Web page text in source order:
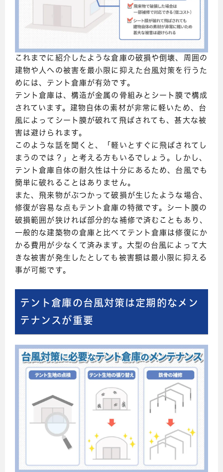
これまでに紹介したような倉庫の破損や倒壊、周囲の
建物や人への被害を最小限に抑えた台風対策を行うた
めには、テント倉庫が有効です。
テント倉庫は、構造が金属の骨組みとシート膜で構成
されています。建物自体の素材が非常に軽いため、台
風によってシート膜が破れて飛ばされても、甚大な被
害は避けられます。
このような話を聞くと、「軽いとすぐに飛ばされてし
まうのでは？」と考える方もいるでしょう。しかし、
テント倉庫自体の耐久性は十分にあるため、台風でも
簡単に破れることはありません。
また、飛来物がぶつかって破損が生じたような場合、
修復が容易な点もテント倉庫の特徴です。シート膜の
破損範囲が狭ければ部分的な補修で済むこともあり、
一般的な建築物の倉庫と比べてテント倉庫は修復にか
かる費用が少なくて済みます。大型の台風によって大
きな被害が発生したとしても被害額は最小限に抑える
事が可能です。
テント倉庫の台風対策は定期的なメン
テナンスが重要